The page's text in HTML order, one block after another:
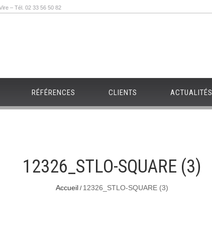
– Tél. 02 33 56 50 82
RÉFÉRENCES CLIENTS ACTUALITÉS
12326_STLO-SQUARE (3)
Accueil 12326_STLO-SQUARE (3)